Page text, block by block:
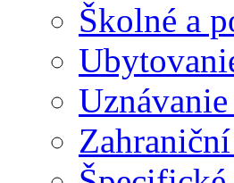
Školné a